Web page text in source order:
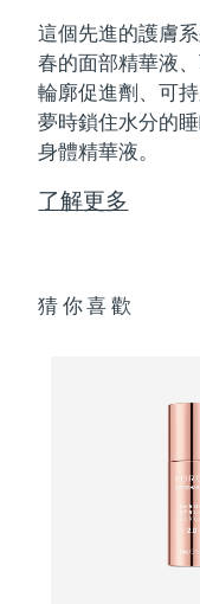
這個先進的護膚
春的面部精華液
輪廓促進劑、可
夢時鎖住水分的
身體精華液。
了解更多
猜你喜歡